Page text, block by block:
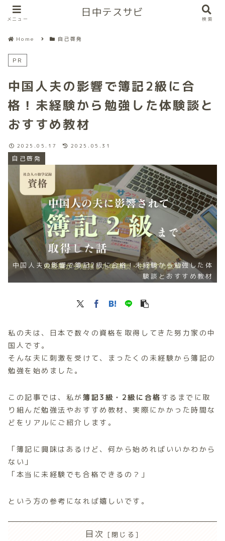
Home 自己啓発
PR
中国人夫の影響で簿記2級に合
格！未経験から勉強した体験談と
おすすめ教材
自己啓発
中国人夫の影響で簿記2級に合格！未経験から勉強した体
験談とおすすめ教材
2025.05.17 2025.05.31
私の夫は、日本で数々の資格を取得してきた努力家の中
国人です。
そんな夫に刺激を受けて、まったくの未経験から簿記の
勉強を始めました。
この記事では、私が簿記3級・2級に合格 するまでに取
り組んだ勉強法やおすすめ教材、実際にかかった時間な
どをリアルにご紹介します。
「簿記に興味はあるけど、何から始めればいいかわから
ない」
「本当に未経験でも合格できるの？」
という方の参考になれば嬉しいです。
目次
メニュー
日中テスサビ
検索